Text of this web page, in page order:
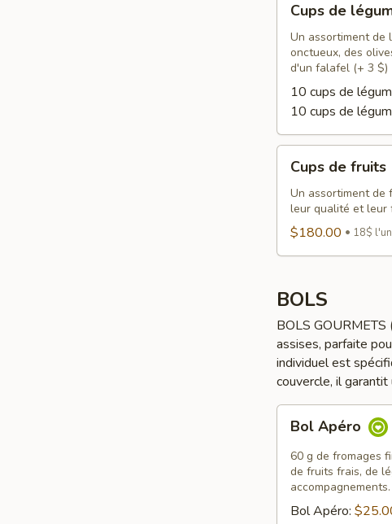
légumes
Cups de
Un assortiment de
onctueux, des
d'un falafel (+ 3 $)
10 cups de
10 cups de
fruits
Cups de fruits
Un assortiment de
leur qualité et leur
$180.00 18$
BOLS
BOLS
assises, parfaite
individuel est
couvercle, il
Apéro
Bol Apéro
60 g de fromages
de fruits frais, de
accompagnements.
Bol Apéro: